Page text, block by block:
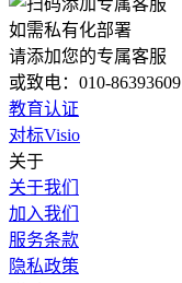
如需私有化部署
请添加您的专属客服
或致电：010-86393609
教育认证
对标Visio
关于
关于我们
加入我们
服务条款
隐私政策